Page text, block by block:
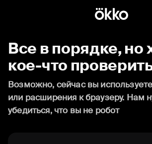
Все в порядке, но
кое-что
Возможно, сейчас вы
или расширения к браузеру. Нам
убедиться, что вы не робот